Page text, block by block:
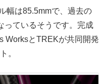
幅は85.5mmで、過去の
っているそうです。完成
WorksとTREKが共同開発
。